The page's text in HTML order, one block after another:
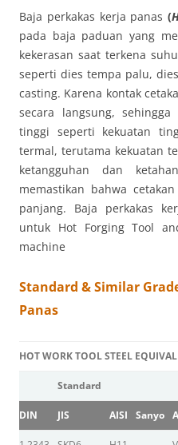
Baja perkakas kerja panas (
pada baja paduan yang
kekerasan saat terkena
seperti dies tempa palu,
casting. Karena kontak
secara langsung,
tinggi seperti kekuatan
termal, terutama kekuatan
ketangguhan dan
memastikan bahwa
panjang. Baja perkakas
untuk Hot Forging Tool
machine
Standard & Similar
Panas
HOT WORK TOOL STEEL
Standard
DIN JIS AISI Sanyo